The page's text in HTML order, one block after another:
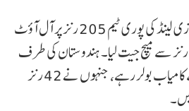
آخرکار، 45.3 اوورز میں نیوزی لینڈ کی پوری ٹیم 205 رنز پر آل آؤٹ
ہو گئی اور ہندوستان نے 44 رنز سے میچ جیت لیا۔ ہندوستان کی طرف
سے ورون چکرورتی سب سے کامیاب بولر رہے، جنہوں نے 42 رنز